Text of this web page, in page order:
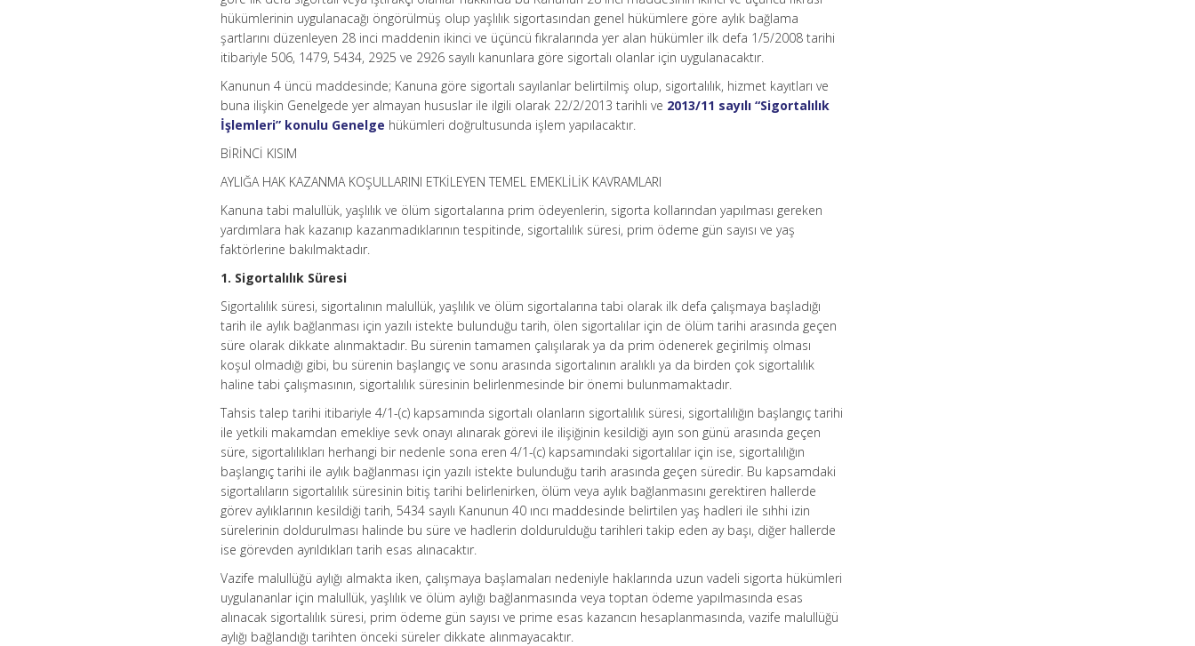
hükümlerinin uygulanacağı öngörülmüş olup yaşlılık sigortasından genel hükümlere göre aylık bağlama
şartlarını düzenleyen 28 inci maddenin ikinci ve üçüncü fıkralarında yer alan hükümler ilk defa 1/5/2008 tarihi
itibariyle 506, 1479, 5434, 2925 ve 2926 sayılı kanunlara göre sigortalı olanlar için uygulanacaktır.
Kanunun 4 üncü maddesinde; Kanuna göre sigortalı sayılanlar belirtilmiş olup, sigortalılık, hizmet kayıtları ve
buna ilişkin Genelgede yer almayan hususlar ile ilgili olarak 22/2/2013 tarihli ve 2013/11 sayılı “Sigortalılık
İşlemleri” konulu Genelge hükümleri doğrultusunda işlem yapılacaktır.
BİRİNCİ KISIM
AYLIĞA HAK KAZANMA KOŞULLARINI ETKİLEYEN TEMEL EMEKLİLİK KAVRAMLARI
Kanuna tabi malullük, yaşlılık ve ölüm sigortalarına prim ödeyenlerin, sigorta kollarından yapılması gereken
yardımlara hak kazanıp kazanmadıklarının tespitinde, sigortalılık süresi, prim ödeme gün sayısı ve yaş
faktörlerine bakılmaktadır.
1. Sigortalılık Süresi
Sigortalılık süresi, sigortalının malullük, yaşlılık ve ölüm sigortalarına tabi olarak ilk defa çalışmaya başladığı
tarih ile aylık bağlanması için yazılı istekte bulunduğu tarih, ölen sigortalılar için de ölüm tarihi arasında geçen
süre olarak dikkate alınmaktadır. Bu sürenin tamamen çalışılarak ya da prim ödenerek geçirilmiş olması
koşul olmadığı gibi, bu sürenin başlangıç ve sonu arasında sigortalının aralıklı ya da birden çok sigortalılık
haline tabi çalışmasının, sigortalılık süresinin belirlenmesinde bir önemi bulunmamaktadır.
Tahsis talep tarihi itibariyle 4/1-(c) kapsamında sigortalı olanların sigortalılık süresi, sigortalılığın başlangıç tarihi
ile yetkili makamdan emekliye sevk onayı alınarak görevi ile ilişiğinin kesildiği ayın son günü arasında geçen
süre, sigortalılıkları herhangi bir nedenle sona eren 4/1-(c) kapsamındaki sigortalılar için ise, sigortalılığın
başlangıç tarihi ile aylık bağlanması için yazılı istekte bulunduğu tarih arasında geçen süredir. Bu kapsamdaki
sigortalıların sigortalılık süresinin bitiş tarihi belirlenirken, ölüm veya aylık bağlanmasını gerektiren hallerde
görev aylıklarının kesildiği tarih, 5434 sayılı Kanunun 40 ıncı maddesinde belirtilen yaş hadleri ile sıhhi izin
sürelerinin doldurulması halinde bu süre ve hadlerin doldurulduğu tarihleri takip eden ay başı, diğer hallerde
ise görevden ayrıldıkları tarih esas alınacaktır.
Vazife malullüğü aylığı almakta iken, çalışmaya başlamaları nedeniyle haklarında uzun vadeli sigorta hükümleri
uygulananlar için malullük, yaşlılık ve ölüm aylığı bağlanmasında veya toptan ödeme yapılmasında esas
alınacak sigortalılık süresi, prim ödeme gün sayısı ve prime esas kazancın hesaplanmasında, vazife malullüğü
aylığı bağlandığı tarihten önceki süreler dikkate alınmayacaktır.